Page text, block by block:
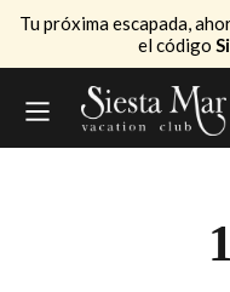
Tu próxima escapada,
el código